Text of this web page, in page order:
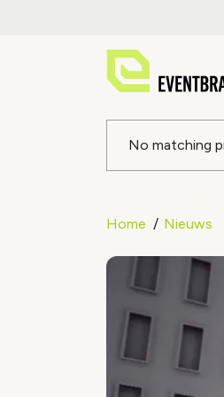
No matching
Home Nieuws